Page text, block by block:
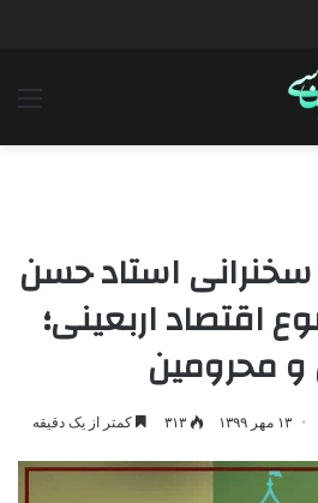
عباسی با موضوع چهار انتخاب ۱۴۰۰
مهرماه ۹۹؛ سخنرانی استاد حسن
اقتصاد اربعینی؛
محرومین
۱۳ مهر ۱۳۹۹ ۳۱۳ کمتر از یک دقیقه